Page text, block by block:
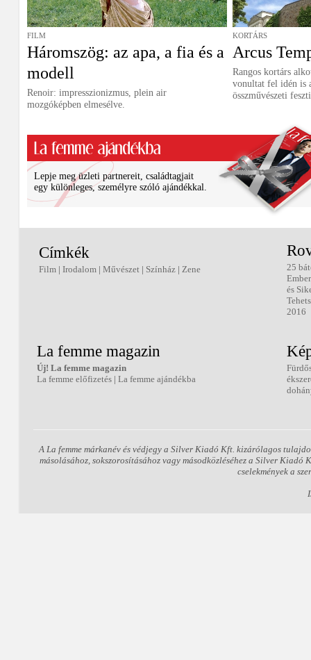
FILM
Háromszög: az apa, a fia és a
modell
Renoir: impresszionizmus, plein air
mozgóképben elmesélve.
KORTÁRS
Arcus
Rangos kortárs
vonultat fel idén is
összművészeti
Lepje meg üzleti partnereit, családtagjait
egy különleges, személyre szóló ajándékkal.
Címkék
Film | Irodalom | Művészet | Színház | Zene
25
és
2016
La femme magazin
Új! La femme magazin
La femme előfizetés | La femme ajándékba
A La femme márkanév és védjegy a Silver Kiadó Kft. kizárólagos
másolásához, sokszorosításához vagy másodközléséhez a Silver
cselekmények a